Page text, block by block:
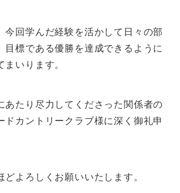
今回学んだ経験を活かして日々の部
目標である優勝を達成できるように
いります。
あたり尽力してくださった関係者の
ドカントリークラブ様に深く御礼申
よろしくお願いいたします。